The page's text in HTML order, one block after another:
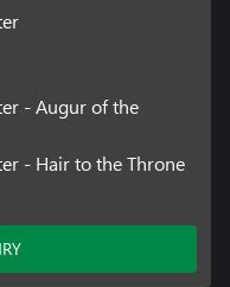
- Augur of the
- Hair to the Throne